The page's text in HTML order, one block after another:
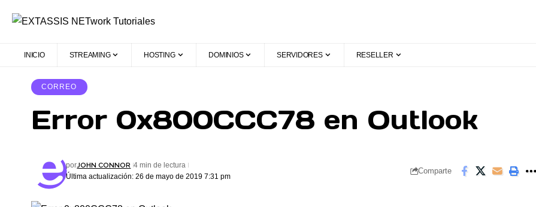
INICIO STREAMING HOSTING DOMINIOS SERVIDORES RESELLER
CORREO
Error 0x800CCC78 en Outlook
Última actualización: 26 de mayo de 2019 7:31 pm
porJOHN CONNOR 4 min de lectura
Comparte